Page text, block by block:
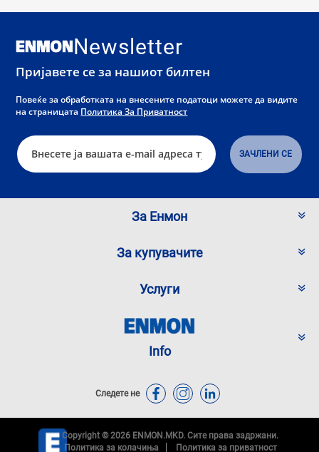
Newsletter
Пријавете се за нашиот билтен
Повеќе за обработката на внесените податоци можете да видите
на страницата Политика За Приватност
За Енмон
За купувачите
Услуги
Info
Следете не
Copyright © 2026 ENMON.MKD. Сите права задржани.
Политика за колачиња
Политика за приватност